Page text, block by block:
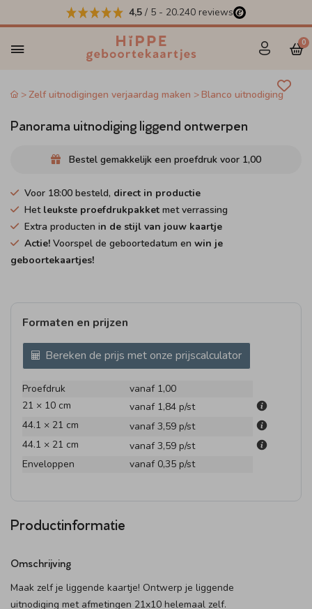
4,5 / 5 - 20.240 reviews
0
Zelf uitnodigingen verjaardag maken Blanco uitnodiging
Panorama uitnodiging liggend ontwerpen
Bestel gemakkelijk een proefdruk voor 1,00
Voor 18:00 besteld, direct in productie
Het leukste proefdrukpakket met verrassing
Extra producten in de stijl van jouw kaartje
Actie! Voorspel de geboortedatum en win je
geboortekaartjes!
Formaten en prijzen
Bereken de prijs met onze prijscalculator
Proefdruk
vanaf 1,00
21 × 10 cm
vanaf 1,84 p/st
44.1 × 21 cm
vanaf 3,59 p/st
44.1 × 21 cm
vanaf 3,59 p/st
Enveloppen
vanaf 0,35 p/st
Productinformatie
Omschrijving
Maak zelf je liggende kaartje! Ontwerp je liggende
uitnodiging met afmetingen 21x10 helemaal zelf.